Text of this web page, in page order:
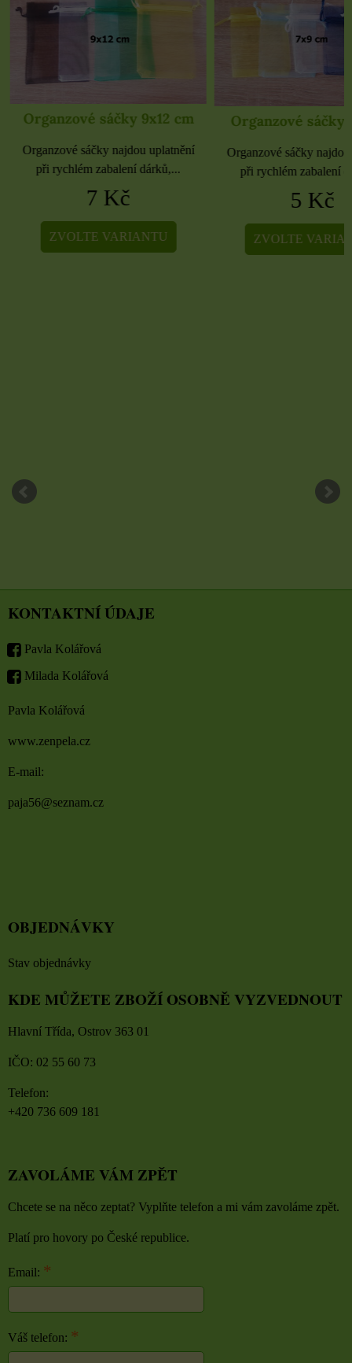
Organzové sáčky 9x12 cm
Organzové sáčky najdou uplatnění
při rychlém zabalení dárků,...
7 Kč
ZVOLTE VARIANTU
Organzové sáčky
Organzové sáčky najdou
při rychlém zabalení
5 Kč
ZVOLTE
KONTAKTNÍ ÚDAJE
Pavla Kolářová
Milada Kolářová
Pavla Kolářová
www.zenpela.cz
E-mail:
paja56@seznam.cz
OBJEDNÁVKY
Stav objednávky
KDE MŮŽETE ZBOŽÍ OSOBNĚ VYZVEDNOUT
Hlavní Třída, Ostrov 363 01
IČO: 02 55 60 73
Telefon:
+420 736 609 181
ZAVOLÁME VÁM ZPĚT
Chcete se na něco zeptat? Vyplňte telefon a mi vám zavoláme zpět.
Platí pro hovory po České republice.
Email: *
Váš telefon: *